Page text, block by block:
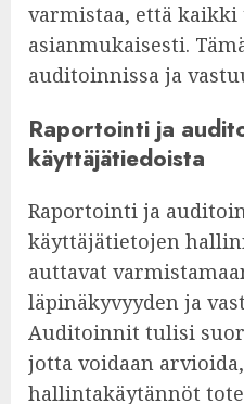
varmistaa, että
asianmukaisesti.
auditoinnissa ja
Raportointi ja
käyttäjätiedoista
Raportointi ja
käyttäjätietojen
auttavat
läpinäkyvyyden ja
Auditoinnit tulisi
jotta voidaan
hallintakäytännöt